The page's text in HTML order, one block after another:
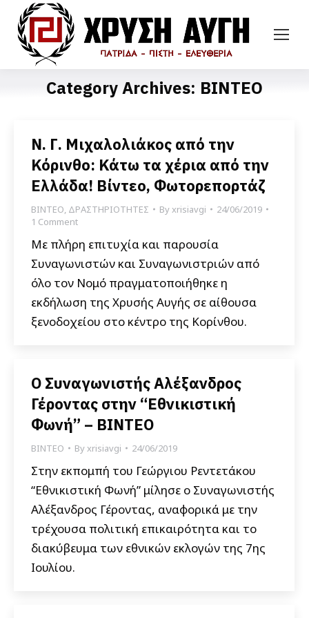
Category Archives: ΒΙΝΤΕΟ
Ν. Γ. Μιχαλολιάκος από την
Κόρινθο: Κάτω τα χέρια από την
Ελλάδα! Βίντεο, Φωτορεπορτάζ
ΒΙΝΤΕΟ, ΔΡΑΣΤΗΡΙΟΤΗΤΕΣ Byxrisiavgi
24/06/2019
1 Comment
Με πλήρη επιτυχία και παρουσία
Συναγωνιστών και Συναγωνιστριών από
όλο τον Νομό πραγματοποιήθηκε η
εκδήλωση της Χρυσής Αυγής σε αίθουσα
ξενοδοχείου στο κέντρο της Κορίνθου.
Ο Συναγωνιστής Αλέξανδρος
Γέροντας στην “Εθνικιστική
Φωνή” – ΒΙΝΤΕΟ
ΒΙΝΤΕΟ Byxrisiavgi 24/06/2019
Στην εκπομπή του Γεώργιου Ρεντετάκου
“Εθνικιστική Φωνή” μίλησε ο Συναγωνιστής
Αλέξανδρος Γέροντας, αναφορικά με την
τρέχουσα πολιτική επικαιρότητα και το
διακύβευμα των εθνικών εκλογών της 7ης
Ιουλίου.